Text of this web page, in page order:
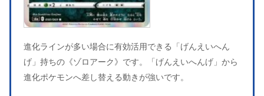
進化ラインが多い場合に有効活用できる「げんえいへん
げ」持ちの《ゾロアーク》です。「げんえいへんげ」から
進化ポケモンへ差し替える動きが強いです。